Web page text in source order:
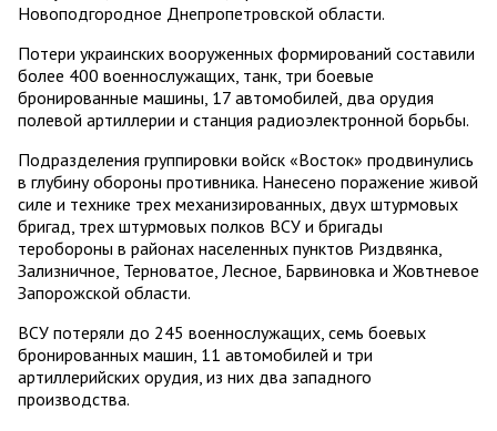
Новоподгородное Днепропетровской области.
Потери украинских вооруженных формирований составили
более 400 военнослужащих, танк, три боевые
бронированные машины, 17 автомобилей, два орудия
полевой артиллерии и станция радиоэлектронной борьбы.
Подразделения группировки войск «Восток» продвинулись
в глубину обороны противника. Нанесено поражение живой
силе и технике трех механизированных, двух штурмовых
бригад, трех штурмовых полков ВСУ и бригады
теробороны в районах населенных пунктов Риздвянка,
Зализничное, Терноватое, Лесное, Барвиновка и Жовтневое
Запорожской области.
ВСУ потеряли до 245 военнослужащих, семь боевых
бронированных машин, 11 автомобилей и три
артиллерийских орудия, из них два западного
производства.